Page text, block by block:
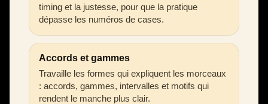
timing et la justesse, pour que la pratique
dépasse les numéros de cases.
Accords et gammes
Travaille les formes qui expliquent les morceaux
: accords, gammes, intervalles et motifs qui
rendent le manche plus clair.